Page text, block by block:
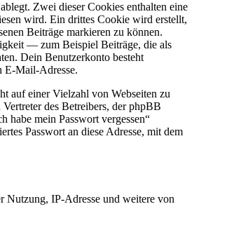
Zwei dieser Cookies enthalten eine
wird. Ein drittes Cookie wird erstellt,
Beiträge markieren zu können.
— zum Beispiel Beiträge, die als
Dein Benutzerkonto besteht
E-Mail-Adresse.
auf einer Vielzahl von Webseiten zu
des Betreibers, der phpBB
habe mein Passwort vergessen“
Passwort an diese Adresse, mit dem
Nutzung, IP-Adresse und weitere von